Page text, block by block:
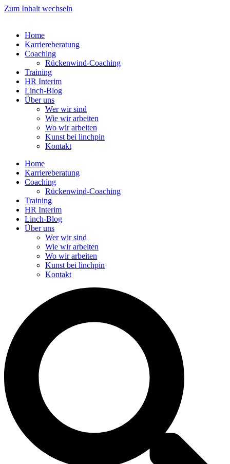
Zum Inhalt wechseln
Home
Karriereberatung
Coaching
Rückenwind-Coaching
Training
HR Interim
Linch-Blog
Über uns
Wer wir sind
Wie wir arbeiten
Wo wir arbeiten
Kunst bei linchpin
Kontakt
Home
Karriereberatung
Coaching
Rückenwind-Coaching
Training
HR Interim
Linch-Blog
Über uns
Wer wir sind
Wie wir arbeiten
Wo wir arbeiten
Kunst bei linchpin
Kontakt